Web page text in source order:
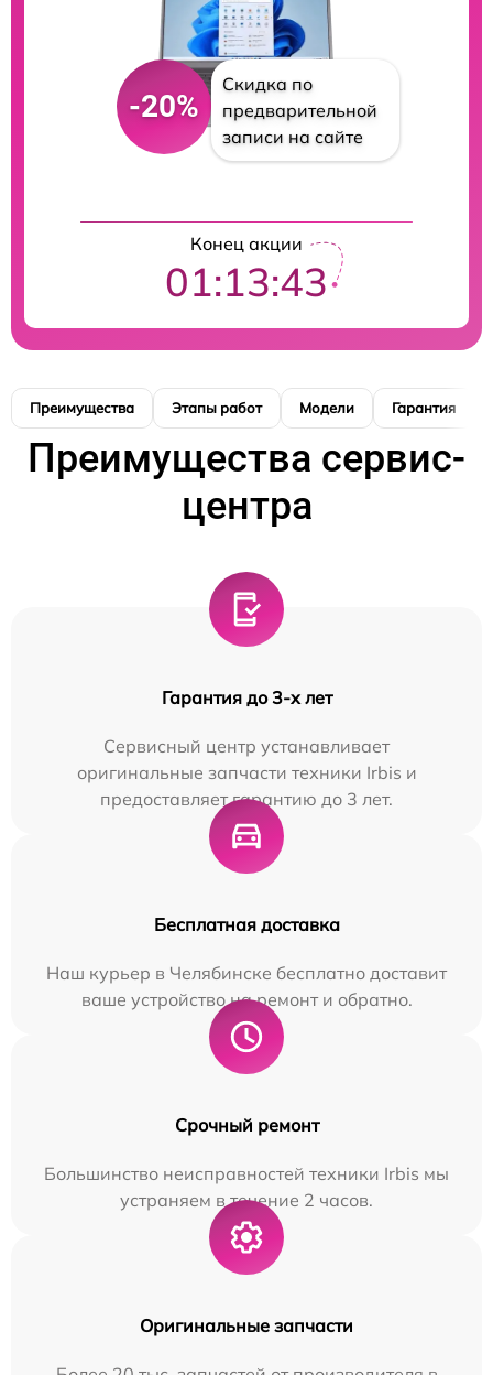
-20%
Скидка по
предварительной
записи на сайте
Конец акции
01:13:42
Преимущества Этапы работ Модели Гарантия
Преимущества сервис-
центра
Гарантия до 3-х лет
Сервисный центр устанавливает
оригинальные запчасти техники Irbis и
предоставляет гарантию до 3 лет.
Бесплатная доставка
Наш курьер в Челябинске бесплатно доставит
ваше устройство на ремонт и обратно.
Срочный ремонт
Большинство неисправностей техники Irbis мы
устраняем в течение 2 часов.
Оригинальные запчасти